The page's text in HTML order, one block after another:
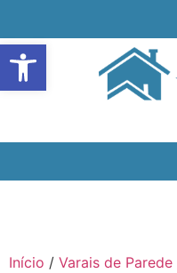
Open toolbar
Início / Varais de Parede